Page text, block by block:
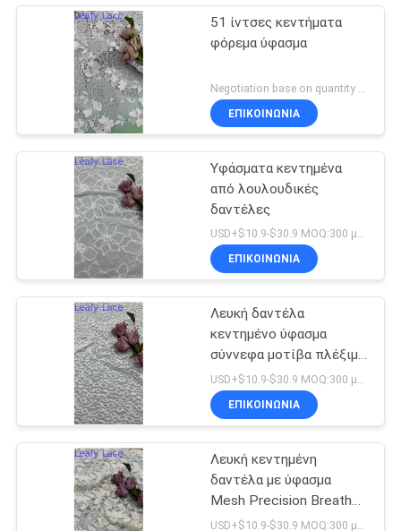
51 ίντσες κεντήματα
φόρεμα ύφασμα
ΕΠΙΚΟΙΝΩΝΙΑ
Υφάσματα κεντημένα
από λουλουδικές
δαντέλες
USD+$10.9-$30.9 MOQ:300 μέτρα.
ΕΠΙΚΟΙΝΩΝΙΑ
Λευκή δαντέλα
κεντημένο ύφασμα
σύννεφα μοτίβα πλέξιμο
γήπεδο για νυφικά γάμουUSD+$10.9-$30.9 MOQ:300 μέτρα.
ΕΠΙΚΟΙΝΩΝΙΑ
Λευκή κεντημένη
δαντέλα με ύφασμα
Mesh Precision Breathe
για επίσημα ενδύματα